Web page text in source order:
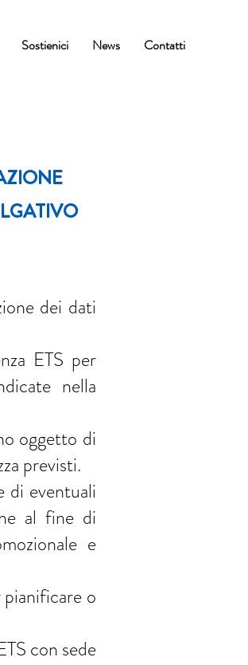
Sostienici News Contatti
dei dati
ETS per
nella
oggetto di
previsti.
di eventuali
al fine di
e
o
con sede